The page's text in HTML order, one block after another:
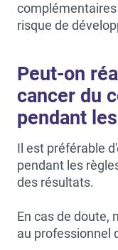
risque de
Peut-on
cancer du
pendant
Il est préférable
pendant les
des résultats.
En cas de doute,
au professionnel